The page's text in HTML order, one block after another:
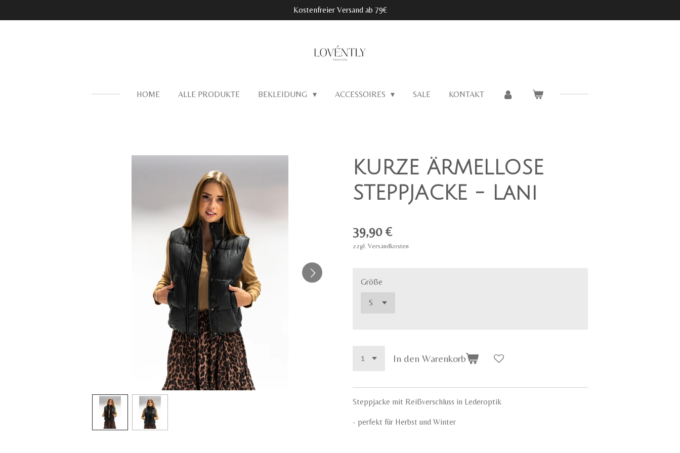
Hauptinhalt
Kostenfreier Versand ab 79€
HOME ALLE PRODUKTE BEKLEIDUNG ACCESSOIRES SALE KONTAKT
KURZE ÄRMELLOSE
STEPPJACKE - Lani
39,90 €
zzgl. Versandkosten
Größe
In den Warenkorb
Steppjacke mit Reißverschluss in Lederoptik
- perfekt für Herbst und Winter